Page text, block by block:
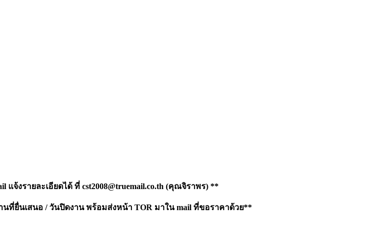
แจ้งรายละเอียดได้ ที่ cst2008@truemail.co.th (คุณจิราพร) **
ที่ยื่นเสนอ / วันปิดงาน พร้อมส่งหน้า TOR มาใน mail ที่ขอราคาด้วย**